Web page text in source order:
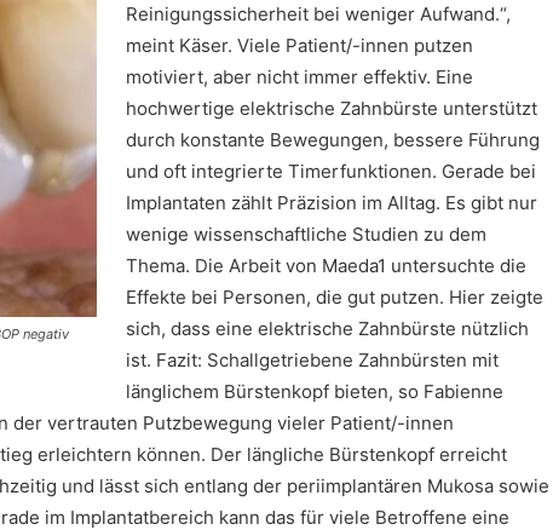
negativ
Reinigungssicherheit bei weniger Aufwand.“,
meint Käser. Viele Patient/-innen putzen
motiviert, aber nicht immer effektiv. Eine
hochwertige elektrische Zahnbürste unterstützt
durch konstante Bewegungen, bessere Führung
und oft integrierte Timerfunktionen. Gerade bei
Implantaten zählt Präzision im Alltag. Es gibt nur
wenige wissenschaftliche Studien zu dem
Thema. Die Arbeit von Maeda1 untersuchte die
Effekte bei Personen, die gut putzen. Hier zeigte
sich, dass eine elektrische Zahnbürste nützlich
ist. Fazit: Schallgetriebene Zahnbürsten mit
länglichem Bürstenkopf bieten, so Fabienne
der vertrauten Putzbewegung vieler Patient/-innen
erleichtern können. Der längliche Bürstenkopf erreicht
und lässt sich entlang der periimplantären Mukosa sowie
im Implantatbereich kann das für viele Betroffene eine